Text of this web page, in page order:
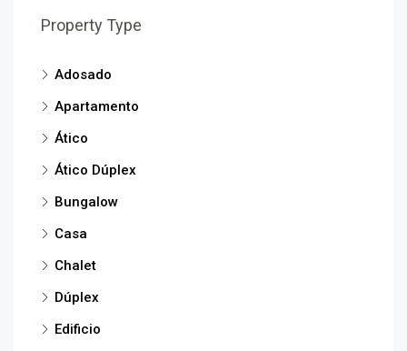
Property Type
Adosado
Apartamento
Ático
Ático Dúplex
Bungalow
Casa
Chalet
Dúplex
Edificio